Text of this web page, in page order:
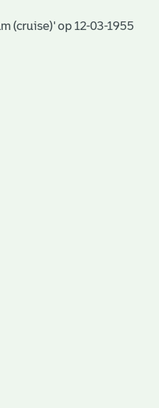
(cruise)' op 12-03-1955